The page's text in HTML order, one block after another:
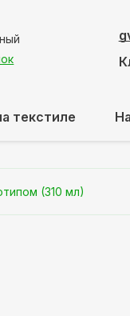
текстиле
(310 мл)